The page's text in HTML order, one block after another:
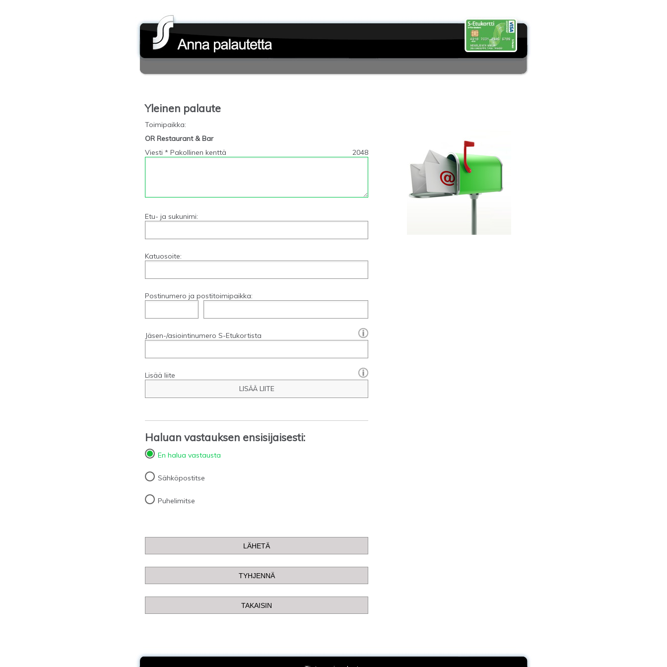
Yleinen palaute
Toimipaikka:
OR Restaurant & Bar
Viesti * Pakollinen kenttä
2048
Etu- ja sukunimi:
Katuosoite:
Postinumero ja postitoimipaikka:
Jäsen-/asiointinumero S-Etukortista
Lisää liite
LISÄÄ LIITE
Haluan vastauksen ensisijaisesti:
En halua vastausta
Sähköpostitse
Puhelimitse